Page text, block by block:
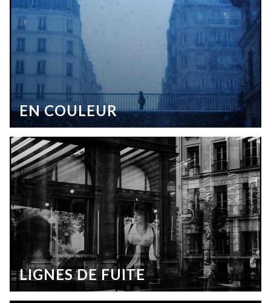
EN COULEUR
LIGNES DE FUITE